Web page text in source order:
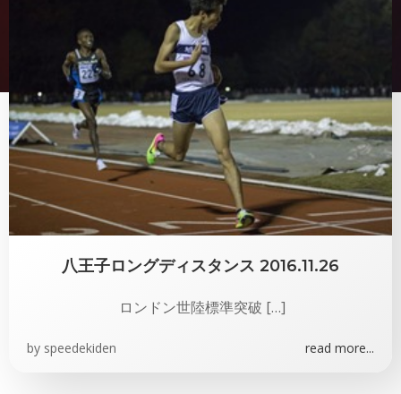
八王子ロングディスタンス 2016.11.26
ロンドン世陸標準突破 […]
by speedekiden read more...